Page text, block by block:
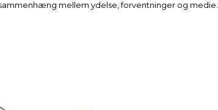
mellem ydelse, forventninger og medie.